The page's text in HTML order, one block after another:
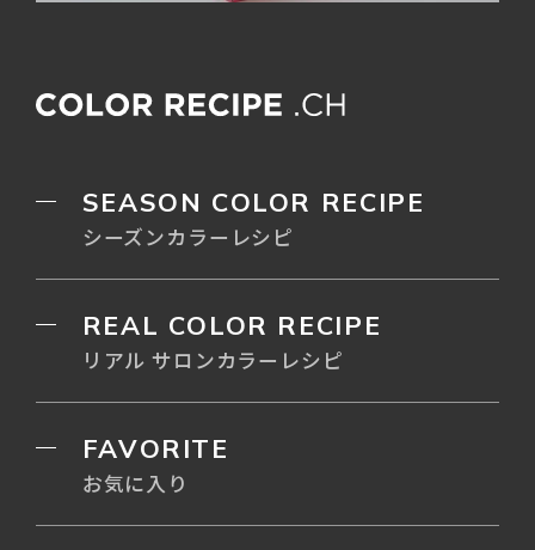
SEASON COLOR RECIPE
シーズンカラーレシピ
REAL COLOR RECIPE
リアル サロンカラーレシピ
FAVORITE
お気に入り